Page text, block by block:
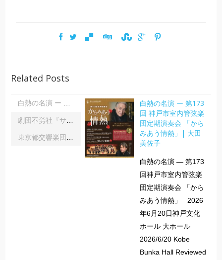
Related Posts
白熱の名演 ー 第173回 神戸市室内管弦楽団定期演奏会 「からみあう情熱」| 大田美佐子
白熱の名演 ー 第173
回 神戸市室内管弦楽
団定期演奏会 「から
みあう情熱」| 大田
美佐子
白熱の名演 ― 第173
回神戸市室内管弦楽
団定期演奏会 「から
みあう情熱」 2026
年6月20日神戸文化
ホール 大ホール
2026/6/20 Kobe
Bunka Hall Reviewed